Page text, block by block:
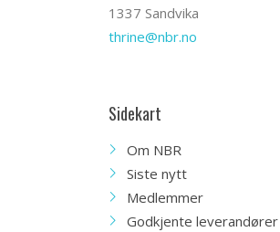
1337 Sandvika
thrine@nbr.no
Sidekart
Om NBR
Siste nytt
Medlemmer
Godkjente leverandører